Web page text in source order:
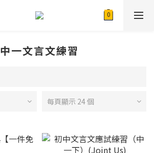
中一文言文練習
每頁顯示 24 個